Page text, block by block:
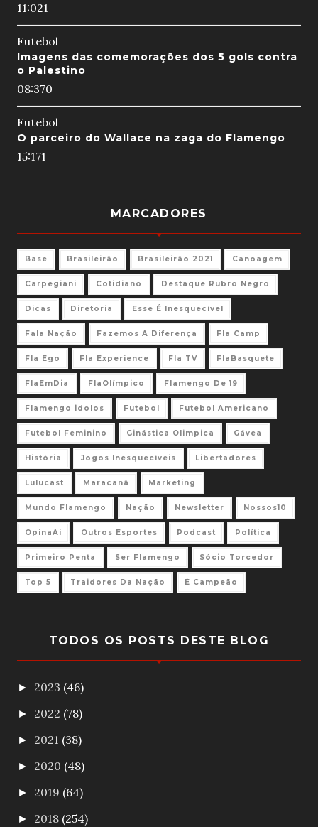
11:021
Futebol
Imagens das comemorações dos 5 gols contra
o Palestino
08:370
Futebol
O parceiro do Wallace na zaga do Flamengo
15:171
MARCADORES
Base Brasileirão Brasileirão 2021 Canoagem
Carpegiani Cotidiano Destaque Rubro Negro
Dicas Diretoria Esse É Inesquecível
Fala Nação Fazemos A Diferença Fla Camp
Fla Ego Fla Experience Fla TV FlaBasquete
FlaEmDia FlaOlímpico Flamengo De 19
Flamengo Ídolos Futebol Futebol Americano
Futebol Feminino Ginástica Olimpica Gávea
História Jogos Inesquecíveis Libertadores
Lulucast Maracanã Marketing
Mundo Flamengo Nação Newsletter Nossos10
OpinaAi Outros Esportes Podcast Política
Primeiro Penta Ser Flamengo Sócio Torcedor
Top 5 Traidores Da Nação É Campeão
TODOS OS POSTS DESTE BLOG
► 2023 (46)
► 2022 (78)
► 2021 (38)
► 2020 (48)
► 2019 (64)
► 2018 (254)